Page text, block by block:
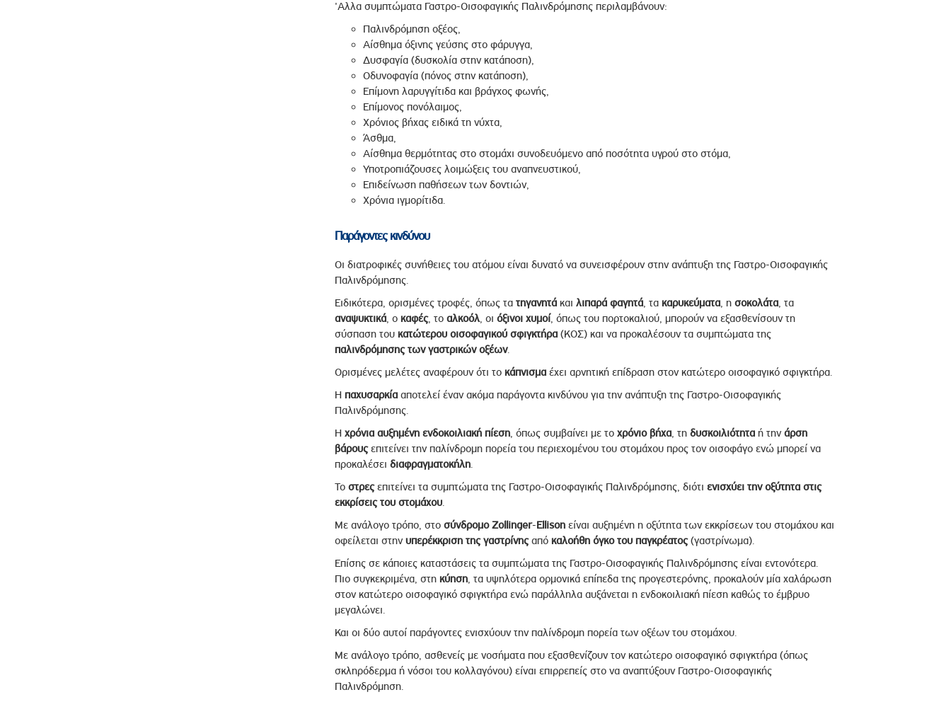
'Aλλα συμπτώματα Γαστρο-Οισοφαγικής Παλινδρόμησης περιλαμβάνουν:
Παλινδρόμηση οξέος,
Αίσθημα όξινης γεύσης στο φάρυγγα,
Δυσφαγία (δυσκολία στην κατάποση),
Οδυνοφαγία (πόνος στην κατάποση),
Επίμονη λαρυγγίτιδα και βράγχος φωνής,
Επίμονος πονόλαιμος,
Χρόνιος βήχας ειδικά τη νύχτα,
Άσθμα,
Αίσθημα θερμότητας στο στομάχι συνοδευόμενο από ποσότητα υγρού στο στόμα,
Υποτροπιάζουσες λοιμώξεις του αναπνευστικού,
Επιδείνωση παθήσεων των δοντιών,
Χρόνια ιγμορίτιδα.
Παράγοντες κινδύνου
Οι διατροφικές συνήθειες του ατόμου είναι δυνατό να συνεισφέρουν στην ανάπτυξη της Γαστρο-Οισοφαγικής
Παλινδρόμησης.
Ειδικότερα, ορισμένες τροφές, όπως τα τηγανητάκαι λιπαρά φαγητά, τα καρυκεύματα, η σοκολάτα, τα
αναψυκτικά, ο καφές, το αλκοόλ, οι όξινοι χυμοί, όπως του πορτοκαλιού, μπορούν να εξασθενίσουν τη
σύσπαση του κατώτερου οισοφαγικού σφιγκτήρα(ΚΟΣ) και να προκαλέσουν τα συμπτώματα της
παλινδρόμησης των γαστρικών οξέων.
Ορισμένες μελέτες αναφέρουν ότι το κάπνισμαέχει αρνητική επίδραση στον κατώτερο οισοφαγικό σφιγκτήρα.
Η παχυσαρκίααποτελεί έναν ακόμα παράγοντα κινδύνου για την ανάπτυξη της Γαστρο-Οισοφαγικής
Παλινδρόμησης.
Η χρόνια αυξημένη ενδοκοιλιακή πίεση, όπως συμβαίνει με το χρόνιο βήχα, τη δυσκοιλιότηταή την άρση
βάρουςεπιτείνει την παλίνδρομη πορεία του περιεχομένου του στομάχου προς τον οισοφάγο ενώ μπορεί να
προκαλέσει διαφραγματοκήλη.
Το στρεςεπιτείνει τα συμπτώματα της Γαστρο-Οισοφαγικής Παλινδρόμησης, διότι ενισχύει την οξύτητα στις
εκκρίσεις του στομάχου.
Με ανάλογο τρόπο, στο σύνδρομο Zollinger-Ellisonείναι αυξημένη η οξύτητα των εκκρίσεων του στομάχου και
οφείλεται στην υπερέκκριση της γαστρίνηςαπό καλοήθη όγκο του παγκρέατος(γαστρίνωμα).
Επίσης σε κάποιες καταστάσεις τα συμπτώματα της Γαστρο-Οισοφαγικής Παλινδρόμησης είναι εντονότερα.
Πιο συγκεκριμένα, στη κύηση, τα υψηλότερα ορμονικά επίπεδα της προγεστερόνης, προκαλούν μία χαλάρωση
στον κατώτερο οισοφαγικό σφιγκτήρα ενώ παράλληλα αυξάνεται η ενδοκοιλιακή πίεση καθώς το έμβρυο
μεγαλώνει.
Και οι δύο αυτοί παράγοντες ενισχύουν την παλίνδρομη πορεία των οξέων του στομάχου.
Με ανάλογο τρόπο, ασθενείς με νοσήματα που εξασθενίζουν τον κατώτερο οισοφαγικό σφιγκτήρα (όπως
σκληρόδερμα ή νόσοι του κολλαγόνου) είναι επιρρεπείς στο να αναπτύξουν Γαστρο-Οισοφαγικής
Παλινδρόμηση.